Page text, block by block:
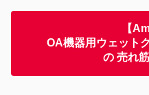
【
OA機器用ウェット
の 売れ